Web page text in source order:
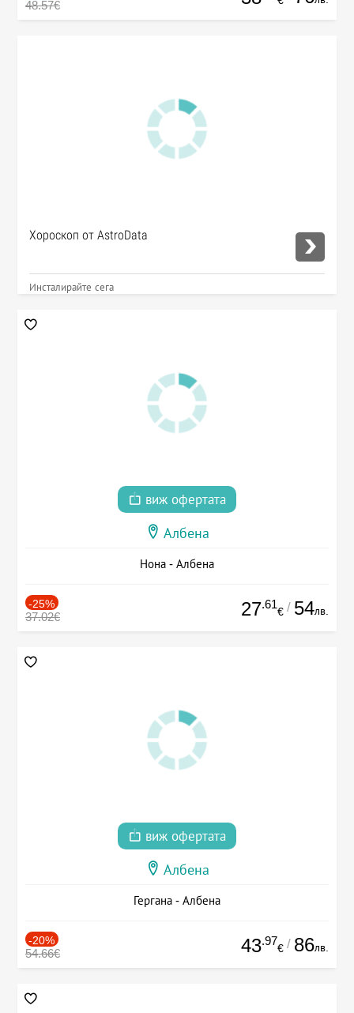
48.57€
Хороскоп от AstroData
Инсталирайте сега
виж офертата
Албена
Нона - Албена
-25%
37.02€ 27.61
€ / 54лв.
виж офертата
Албена
Гергана - Албена
-20%
54.66€ 43.97
€ / 86лв.